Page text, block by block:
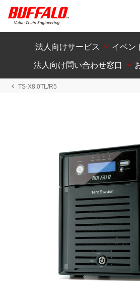
法人向けサービス
イベン
法人向け問い合わせ窓口
TS-X8.0TL/R5